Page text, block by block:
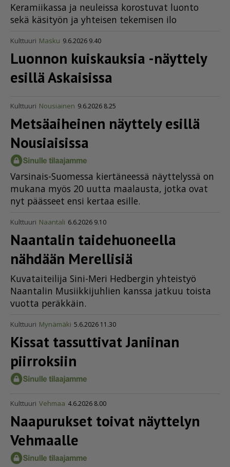
Ke­ra­mii­kas­sa ja neu­leis­sa ko­ros­tu­vat luon­to
sekä kä­si­työn ja yh­tei­sen te­ke­mi­sen ilo
Kulttuuri Masku 9.6.2026 9.40
Luonnon kuiskauksia -näyttely
esillä Askaisissa
Kulttuuri Nousiainen 9.6.2026 8.25
Metsäaiheinen näyttely esillä
Nousiaisissa
Var­si­nais-Suo­mes­sa kier­tä­nees­sä näyt­te­lys­sä on
mu­ka­na myös 20 uut­ta maa­laus­ta, jot­ka ovat
nyt pääs­seet en­si ker­taa esil­le.
Kulttuuri Naantali 6.6.2026 9.10
Naantalin taidehuoneella
nähdään Merellisiä
Ku­va­tai­tei­li­ja Sini-Meri Hed­ber­gin yh­teis­työ
Naan­ta­lin Mu­siik­ki­juh­lien kans­sa jat­kuu tois­ta
vuot­ta pe­räk­käin.
Kulttuuri Mynämäki 5.6.2026 11.30
Kissat tassuttivat Janiinan
piirroksiin
Kulttuuri Vehmaa 4.6.2026 8.00
Naapurukset toivat näyttelyn
Vehmaalle